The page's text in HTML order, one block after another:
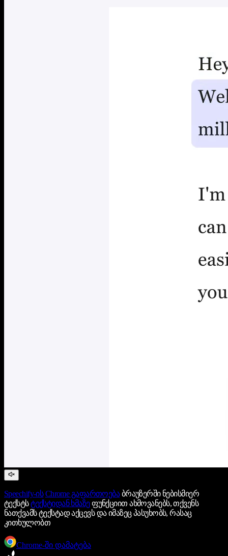
Speechify-ის Chrome გაფართოებაბრაუზერში ნებისმიერ
ტექსტსტექსტიდან ხმაზეფუნქციით ახმოვანებს, თქვენს
ნათქვამს ტექსტად აქცევს და იმაზეც პასუხობს, რასაც
კითხულობთ
Chrome-ში დამატება